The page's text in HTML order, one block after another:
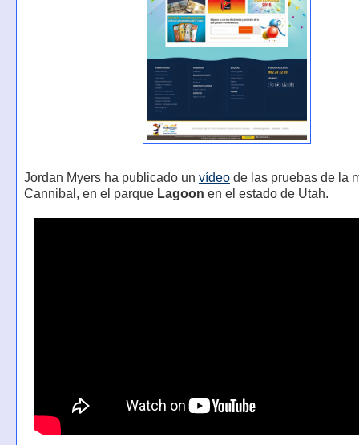
Jordan Myers ha publicado un vídeode las pruebas de la
Cannibal, en el parque Lagoon en el estado de Utah.